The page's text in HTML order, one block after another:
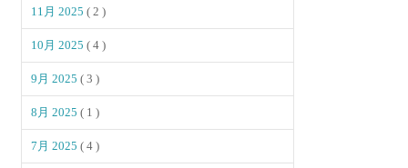
11月 2025( 2 )
10月 2025( 4 )
9月 2025( 3 )
8月 2025( 1 )
7月 2025( 4 )